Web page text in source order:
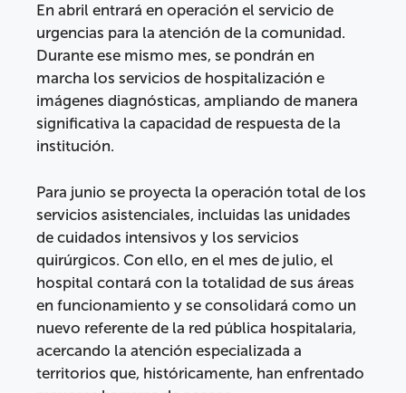
En abril entrará en operación el servicio de
urgencias para la atención de la comunidad.
Durante ese mismo mes, se pondrán en
marcha los servicios de hospitalización e
imágenes diagnósticas, ampliando de manera
significativa la capacidad de respuesta de la
institución.
Para junio se proyecta la operación total de los
servicios asistenciales, incluidas las unidades
de cuidados intensivos y los servicios
quirúrgicos. Con ello, en el mes de julio, el
hospital contará con la totalidad de sus áreas
en funcionamiento y se consolidará como un
nuevo referente de la red pública hospitalaria,
acercando la atención especializada a
territorios que, históricamente, han enfrentado